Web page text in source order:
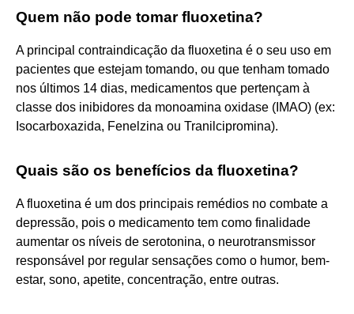
Quem não pode tomar fluoxetina?
A principal contraindicação da fluoxetina é o seu uso em
pacientes que estejam tomando, ou que tenham tomado
nos últimos 14 dias, medicamentos que pertençam à
classe dos inibidores da monoamina oxidase (IMAO) (ex:
Isocarboxazida, Fenelzina ou Tranilcipromina).
Quais são os benefícios da fluoxetina?
A fluoxetina é um dos principais remédios no combate a
depressão, pois o medicamento tem como finalidade
aumentar os níveis de serotonina, o neurotransmissor
responsável por regular sensações como o humor, bem-
estar, sono, apetite, concentração, entre outras.